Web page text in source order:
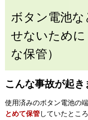
ボタン電池
せないために
な保管）
こんな事故が起き
使用済みのボタン電池の端
とめて保管していたところ